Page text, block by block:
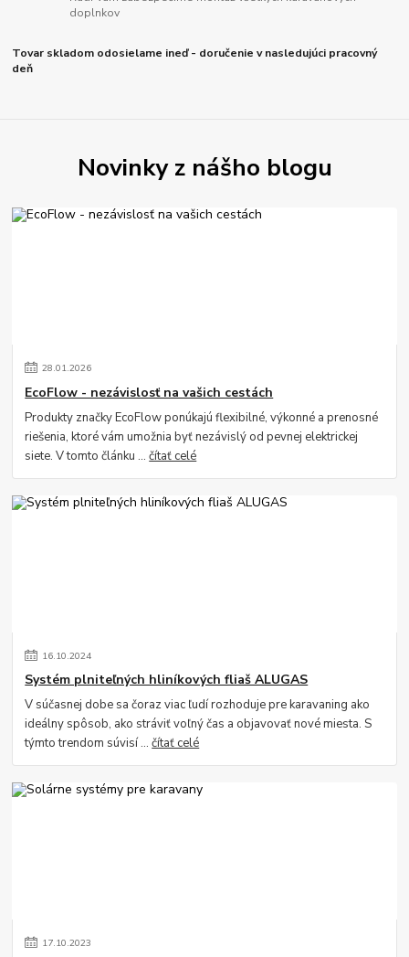
doplnkov
Tovar skladom odosielame ineď - doručenie v nasledujúci pracovný
deň
Novinky z nášho blogu
28.01.2026
EcoFlow - nezávislosť na vašich cestách
Produkty značky EcoFlow ponúkajú flexibilné, výkonné a prenosné
riešenia, ktoré vám umožnia byť nezávislý od pevnej elektrickej
siete. V tomto článku ...čítať celé
16.10.2024
Systém plniteľných hliníkových fliaš ALUGAS
V súčasnej dobe sa čoraz viac ľudí rozhoduje pre karavaning ako
ideálny spôsob, ako stráviť voľný čas a objavovať nové miesta. S
týmto trendom súvisí ...čítať celé
17.10.2023